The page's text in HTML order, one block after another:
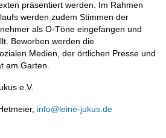
präsentiert werden. Im Rahmen
werden zudem Stimmen der
als O-Töne eingefangen und
Beworben werden die
Medien, der örtlichen Presse und
am Garten.
e.V.
info@leine-jukus.de